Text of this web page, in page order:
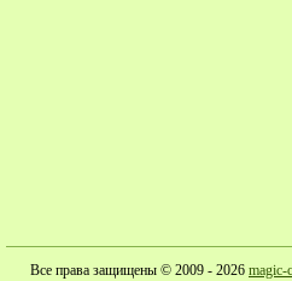
Все права защищены © 2009 - 2026 magic-